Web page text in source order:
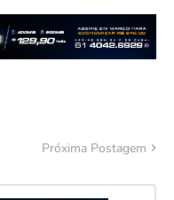
Próxima Postagem